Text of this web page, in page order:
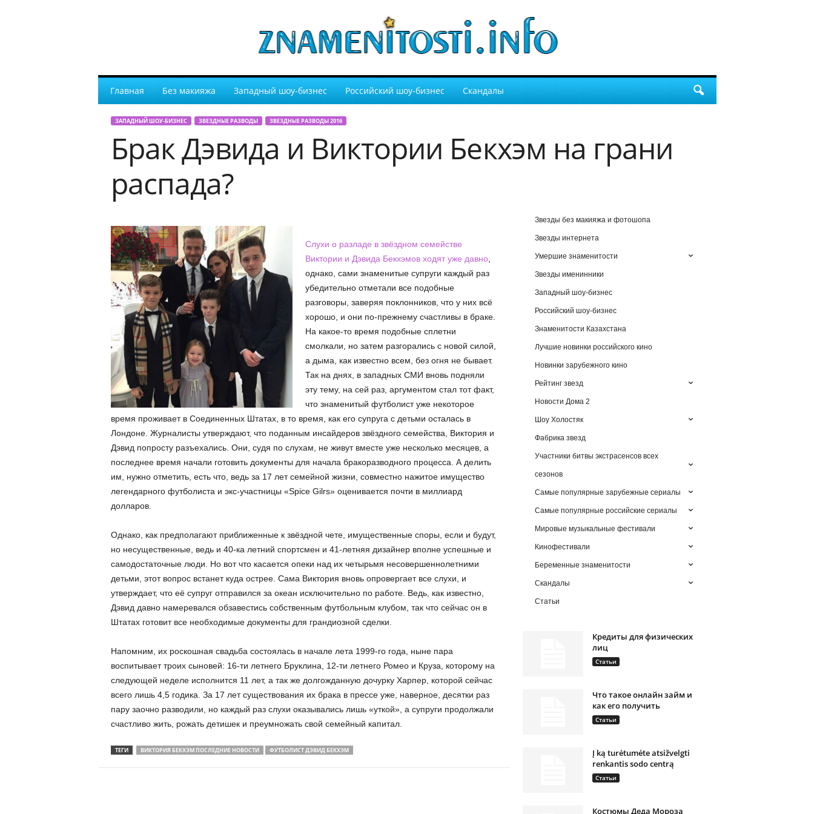
Главная Без макияжа Западный шоу-бизнес Российский шоу-бизнес Скандалы
ЗАПАДНЫЙ ШОУ-БИЗНЕС ЗВЕЗДНЫЕ РАЗВОДЫ ЗВЕЗДНЫЕ РАЗВОДЫ 2016
Брак Дэвида и Виктории Бекхэм на грани
распада?
Слухи о разладе в звёздном семействе
Виктории и Дэвида Бекхэмов ходят уже давно,
однако, сами знаменитые супруги каждый раз
убедительно отметали все подобные
разговоры, заверяя поклонников, что у них всё
хорошо, и они по-прежнему счастливы в браке.
На какое-то время подобные сплетни
смолкали, но затем разгорались с новой силой,
а дыма, как известно всем, без огня не бывает.
Так на днях, в западных СМИ вновь подняли
эту тему, на сей раз, аргументом стал тот факт,
что знаменитый футболист уже некоторое
время проживает в Соединенных Штатах, в то время, как его супруга с детьми осталась в
Лондоне. Журналисты утверждают, что поданным инсайдеров звёздного семейства, Виктория и
Дэвид попросту разъехались. Они, судя по слухам, не живут вместе уже несколько месяцев, а
последнее время начали готовить документы для начала бракоразводного процесса. А делить
им, нужно отметить, есть что, ведь за 17 лет семейной жизни, совместно нажитое имущество
легендарного футболиста и экс-участницы «Spice Gilrs» оценивается почти в миллиард
долларов.
Однако, как предполагают приближенные к звёздной чете, имущественные споры, если и будут,
но несущественные, ведь и 40-ка летний спортсмен и 41-летняя дизайнер вполне успешные и
самодостаточные люди. Но вот что касается опеки над их четырьмя несовершеннолетними
детьми, этот вопрос встанет куда острее. Сама Виктория вновь опровергает все слухи, и
утверждает, что её супруг отправился за океан исключительно по работе. Ведь, как известно,
Дэвид давно намеревался обзавестись собственным футбольным клубом, так что сейчас он в
Штатах готовит все необходимые документы для грандиозной сделки.
Напомним, их роскошная свадьба состоялась в начале лета 1999-го года, ныне пара
воспитывает троих сыновей: 16-ти летнего Бруклина, 12-ти летнего Ромео и Круза, которому на
следующей неделе исполнится 11 лет, а так же долгожданную дочурку Харпер, которой сейчас
всего лишь 4,5 годика. За 17 лет существования их брака в прессе уже, наверное, десятки раз
пару заочно разводили, но каждый раз слухи оказывались лишь «уткой», а супруги продолжали
счастливо жить, рожать детишек и преумножать свой семейный капитал.
ТЕГИ ВИКТОРИЯ БЕКХЭМ ПОСЛЕДНИЕ НОВОСТИ ФУТБОЛИСТ ДЭВИД БЕКХЭМ
Звезды без макияжа и фотошопа
Звезды интернета
Умершие знаменитости
Звезды именинники
Западный шоу-бизнес
Российский шоу-бизнес
Знаменитости Казахстана
Лучшие новинки российского кино
Новинки зарубежного кино
Рейтинг звезд
Новости Дома 2
Шоу Холостяк
Фабрика звезд
Участники битвы экстрасенсов всех
сезонов
Самые популярные зарубежные сериалы
Самые популярные российские сериалы
Мировые музыкальные фестивали
Кинофестивали
Беременные знаменитости
Скандалы
Статьи
Кредиты для физических
лиц
Статьи
Что такое онлайн займ и
как его получить
Статьи
Į ką turėtumėte atsižvelgti
renkantis sodo centrą
Статьи
Костюмы Деда Мороза